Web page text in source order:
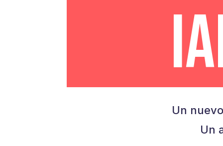
Un
Un